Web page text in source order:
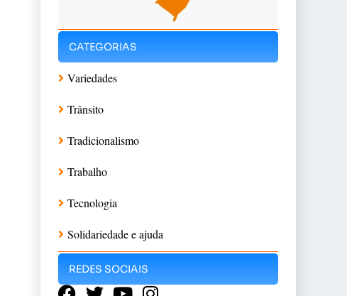
CATEGORIAS
Variedades
Trânsito
Tradicionalismo
Trabalho
Tecnologia
Solidariedade e ajuda
REDES SOCIAIS